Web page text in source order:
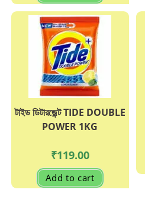
টাইড ডিটারজেন্ট TIDE DOUBLE
POWER 1KG
₹119.00
Add to cart